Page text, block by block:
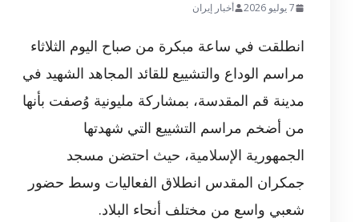
7 يوليو 2026 أخبار إيران
انطلقت في ساعة مبكرة من صباح اليوم الثلاثاء
مراسم الوداع والتشييع للقائد المجاهد الشهيد في
مدينة قم المقدسة، بمشاركة مليونية وُصفت بأنها
من أضخم مراسم التشييع التي شهدتها
الجمهورية الإسلامية، حيث احتضن مسجد
جمكران المقدس انطلاق الفعاليات وسط حضور
شعبي واسع من مختلف أنحاء البلاد.